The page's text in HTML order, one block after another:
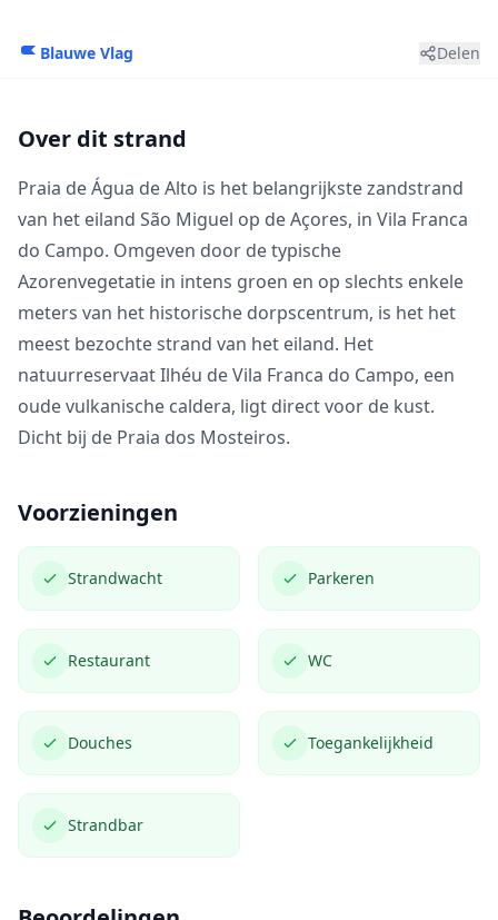
Blauwe Vlag Delen
Over dit strand
Praia de Água de Alto is het belangrijkste zandstrand
van het eiland São Miguel op de Açores, in Vila Franca
do Campo. Omgeven door de typische
Azorenvegetatie in intens groen en op slechts enkele
meters van het historische dorpscentrum, is het het
meest bezochte strand van het eiland. Het
natuurreservaat Ilhéu de Vila Franca do Campo, een
oude vulkanische caldera, ligt direct voor de kust.
Dicht bij de Praia dos Mosteiros.
Voorzieningen
Strandwacht Parkeren
Restaurant WC
Douches Toegankelijkheid
Strandbar